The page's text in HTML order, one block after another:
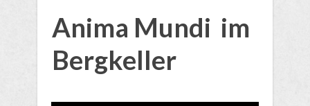
Anima Mundi im
Bergkeller